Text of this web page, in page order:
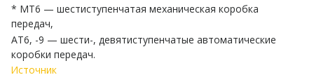
* МТ6 — шестиступенчатая механическая коробка
передач,
АТ6, -9 — шести-, девятиступенчатые автоматические
коробки передач.
Источник